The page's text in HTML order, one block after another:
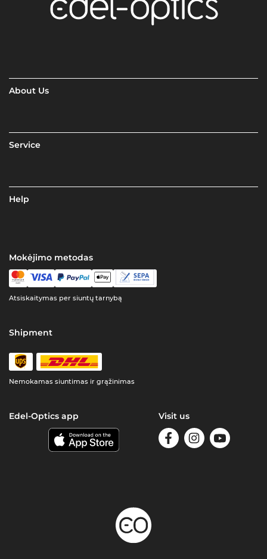
About Us
Service
Help
Mokėjimo metodas
Atsiskaitymas per siuntų tarnybą
Shipment
Nemokamas siuntimas ir grąžinimas
Edel-Optics app Visit us